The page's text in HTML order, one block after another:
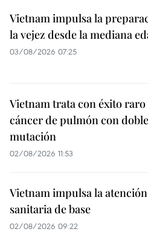
Vietnam impulsa la
la vejez desde la mediana
03/08/2026 07:25
Vietnam trata con éxito raro
cáncer de pulmón con doble
mutación
02/08/2026 11:53
Vietnam impulsa la atención
sanitaria de base
02/08/2026 09:22